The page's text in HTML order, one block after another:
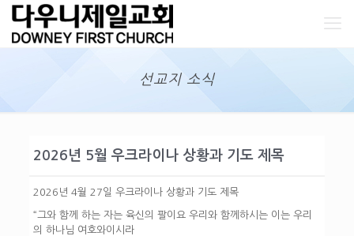
선교지 소식
2026년 5월 우크라이나 상황과 기도 제목
2026년 4월 27일 우크라이나 상황과 기도 제목
“그와 함께 하는 자는 육신의 팔이요 우리와 함께하시는 이는 우리
의 하나님 여호와이시라